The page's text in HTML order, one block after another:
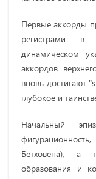
Первые аккорды
регистрами в
динамическом
аккордов
вновь достигают
глубокое и
Начальный
Бетховена), а
образования и